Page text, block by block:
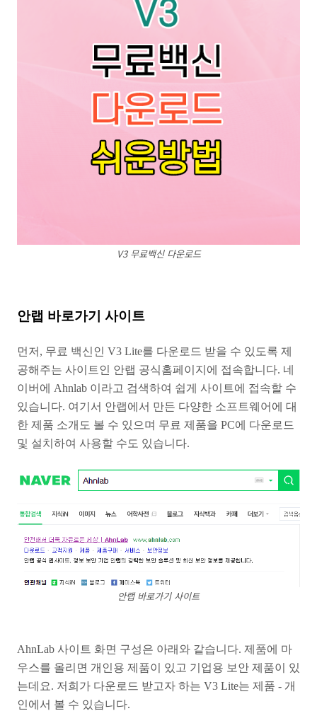
V3 무료백신 다운로드
안랩 바로가기 사이트
먼저, 무료 백신인 V3 Lite를 다운로드 받을 수 있도록 제
공해주는 사이트인 안랩 공식홈페이지에 접속합니다. 네
이버에 Ahnlab 이라고 검색하여 쉽게 사이트에 접속할 수
있습니다. 여기서 안랩에서 만든 다양한 소프트웨어에 대
한 제품 소개도 볼 수 있으며 무료 제품을 PC에 다운로드
및 설치하여 사용할 수도 있습니다.
안랩 바로가기 사이트
AhnLab 사이트 화면 구성은 아래와 같습니다. 제품에 마
우스를 올리면 개인용 제품이 있고 기업용 보안 제품이 있
는데요. 저희가 다운로드 받고자 하는 V3 Lite는 제품 - 개
인에서 볼 수 있습니다.